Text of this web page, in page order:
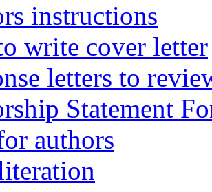
instructions
write cover letter
letters to
Statement
authors